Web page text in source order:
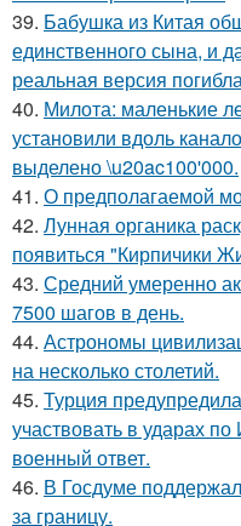
39. Бабушка из Китая
единственного сына, и
реальная версия
40. Милота: маленькие
установили вдоль
выделено \u20ac100'000.
41. О предполагаемой
42. Лунная органика
появиться "Кирпичики
43. Средний умеренно
7500 шагов в день.
44. Астрономы
на несколько столетий.
45. Турция
участвовать в ударах
военный ответ.
46. В Госдуме
за границу.